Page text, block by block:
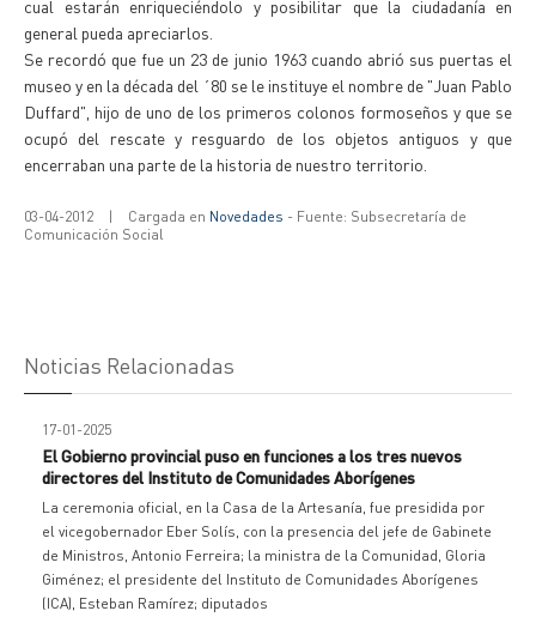
cual estarán enriqueciéndolo y posibilitar que la ciudadanía en
general pueda apreciarlos.
Se recordó que fue un 23 de junio 1963 cuando abrió sus puertas el
museo y en la década del ´80 se le instituye el nombre de "Juan Pablo
Duffard", hijo de uno de los primeros colonos formoseños y que se
ocupó del rescate y resguardo de los objetos antiguos y que
encerraban una parte de la historia de nuestro territorio.
03-04-2012 | Cargada en Novedades - Fuente: Subsecretaría de
Comunicación Social
Noticias Relacionadas
17-01-2025
El Gobierno provincial puso en funciones a los tres nuevos
directores del Instituto de Comunidades Aborígenes
La ceremonia oficial, en la Casa de la Artesanía, fue presidida por
el vicegobernador Eber Solís, con la presencia del jefe de Gabinete
de Ministros, Antonio Ferreira; la ministra de la Comunidad, Gloria
Giménez; el presidente del Instituto de Comunidades Aborígenes
(ICA), Esteban Ramírez; diputados